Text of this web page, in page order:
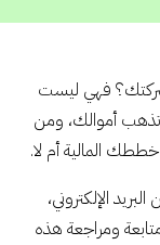
فهي ليست
أموالك، ومن
المالية أم لا.
الإلكتروني،
ومراجعة هذه